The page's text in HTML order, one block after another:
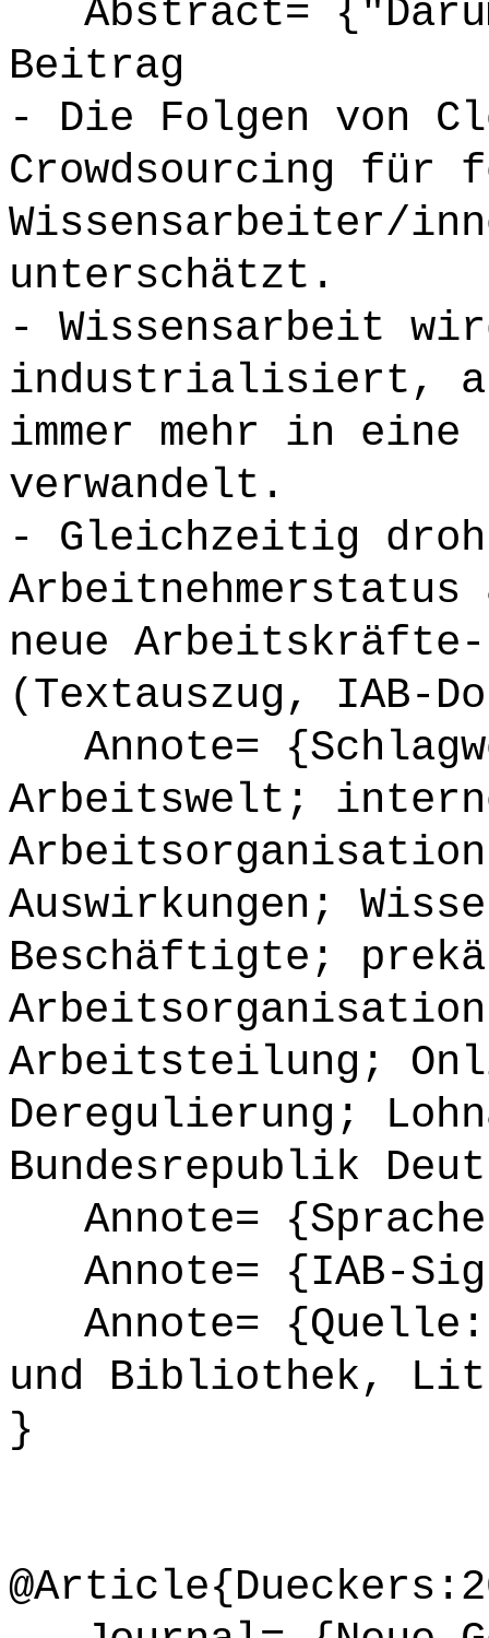
Abstract=
Beitrag
- Die Folgen von
Crowdsourcing für
Wissensarbeiter/
unterschätzt.
- Wissensarbeit
industrialisiert,
immer mehr in
verwandelt.
- Gleichzeitig
Arbeitnehmerstatus
neue
(Textauszug, IAB-
Annote=
Arbeitswelt;
Auswirkungen;
Beschäftigte;
Arbeitsteilung;
Deregulierung;
Bundesrepublik
Annote=
Annote= {IAB-
Annote= {Quelle:
und Bibliothek,
}